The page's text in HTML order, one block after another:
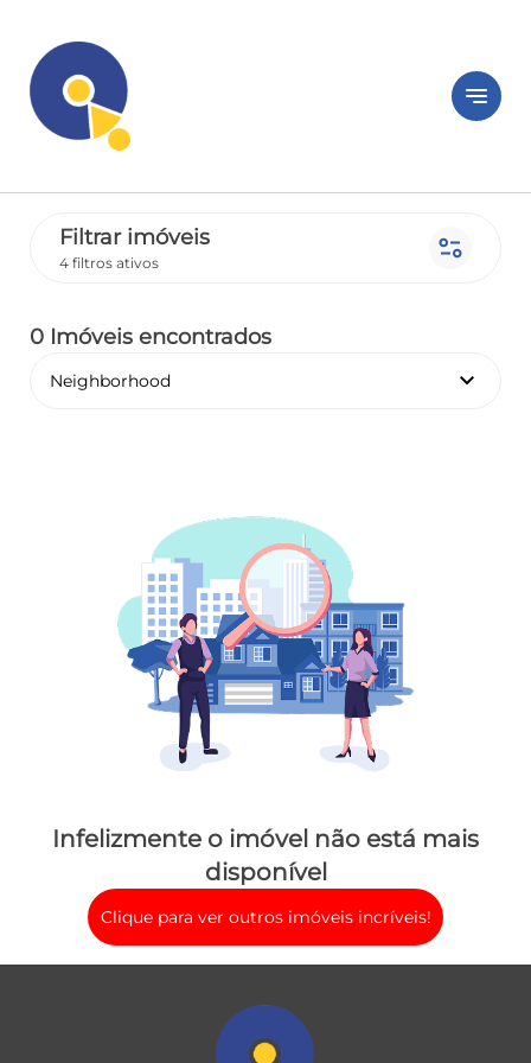
notes
Filtrar imóveis
4 filtros ativos page_info
0 Imóveis encontrados
Neighborhood keyboard_arrow_down
Infelizmente o imóvel não está mais
disponível
Clique para ver outros imóveis incríveis!